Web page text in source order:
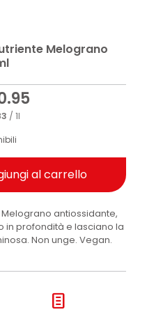
Melograno
/ 1l
al carrello
antiossidante,
in profondità e lasciano la
Non unge. Vegan.